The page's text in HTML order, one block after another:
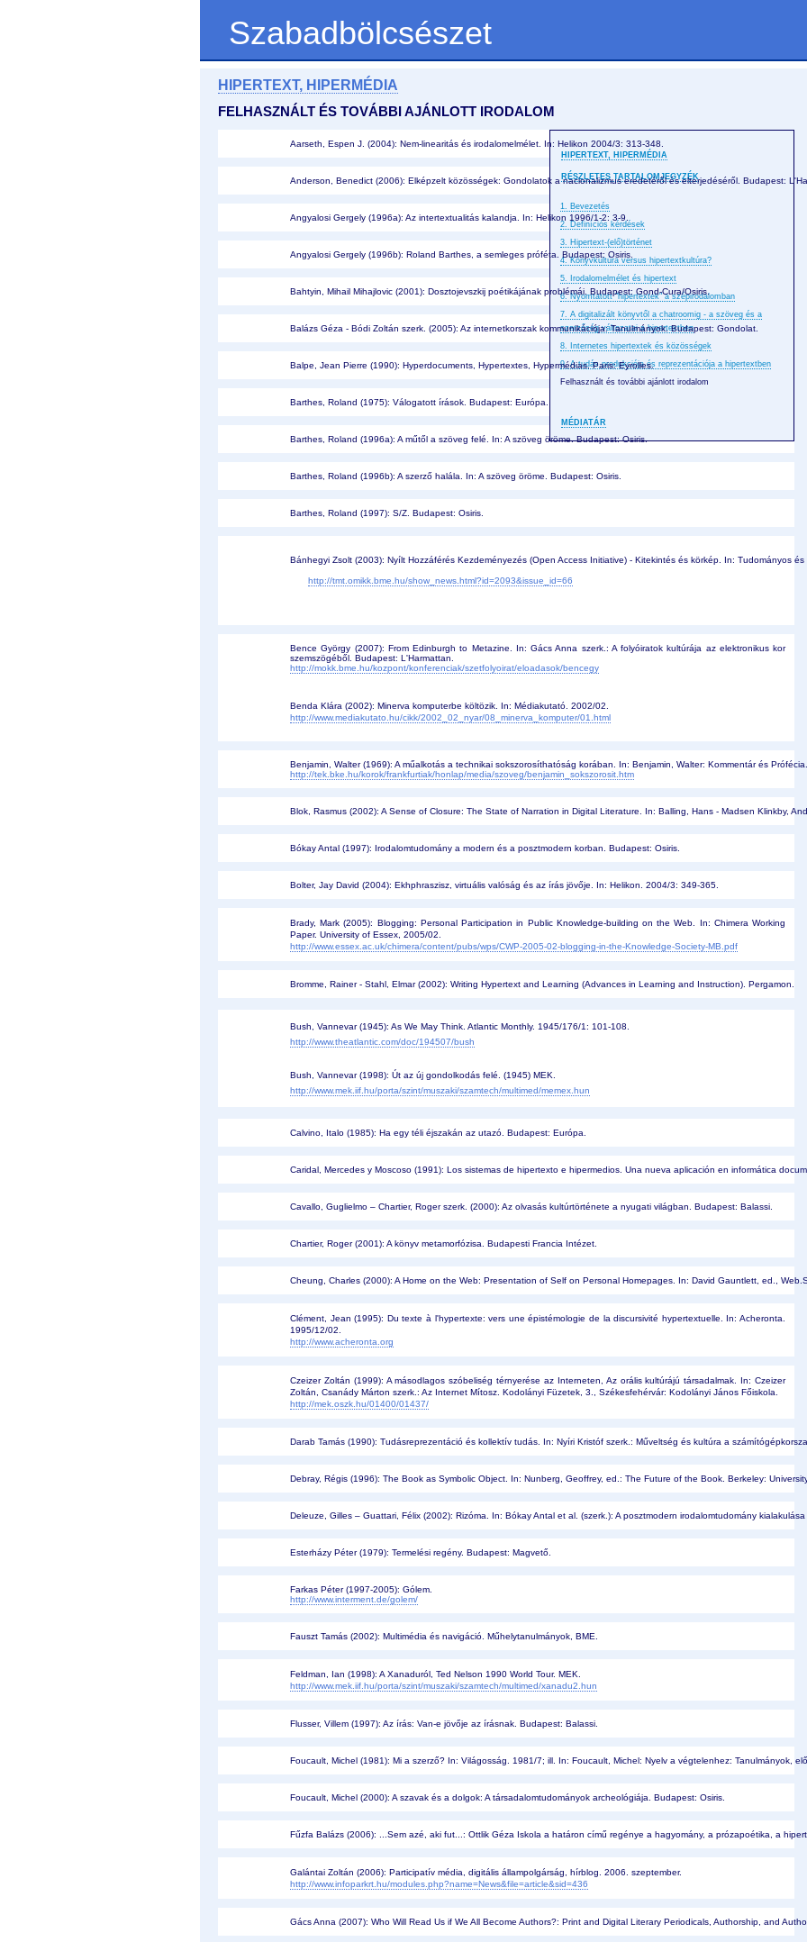
Szabadbölcsészet
HIPERTEXT, HIPERMÉDIA
FELHASZNÁLT ÉS TOVÁBBI AJÁNLOTT IRODALOM
HIPERTEXT, HIPERMÉDIA
RÉSZLETES TARTALOMJEGYZÉK
1. Bevezetés
2. Definíciós kérdések
3. Hipertext-(elő)történet
4. Könyvkultúra versus hipertextkultúra?
5. Irodalomelmélet és hipertext
6. Nyomtatott "hipertextek" a szépirodalomban
7. A digitalizált könyvtől a chatroomig - a szöveg és a
szerzőség változatai a hipertextben
8. Internetes hipertextek és közösségek
9. A tudás produkciója és reprezentációja a hipertextben
Felhasznált és további ajánlott irodalom
MÉDIATÁR
Aarseth, Espen J. (2004): Nem-linearitás és irodalomelmélet. In: Helikon 2004/3: 313-348.
Anderson, Benedict (2006): Elképzelt közösségek: Gondolatok a nacionalizmus eredetéről és elterjedéséről. Budapest:
Angyalosi Gergely (1996a): Az intertextualitás kalandja. In: Helikon 1996/1-2: 3-9.
Angyalosi Gergely (1996b): Roland Barthes, a semleges próféta. Budapest: Osiris.
Bahtyin, Mihail Mihajlovic (2001): Dosztojevszkij poétikájának problémái. Budapest: Gond-Cura/Osiris.
Balázs Géza - Bódi Zoltán szerk. (2005): Az internetkorszak kommunikációja: Tanulmányok. Budapest: Gondolat.
Balpe, Jean Pierre (1990): Hyperdocuments, Hypertextes, Hypermédias. Paris: Eyrolles.
Barthes, Roland (1975): Válogatott írások. Budapest: Európa.
Barthes, Roland (1996a): A műtől a szöveg felé. In: A szöveg öröme. Budapest: Osiris.
Barthes, Roland (1996b): A szerző halála. In: A szöveg öröme. Budapest: Osiris.
Barthes, Roland (1997): S/Z. Budapest: Osiris.
Bánhegyi Zsolt (2003): Nyílt Hozzáférés Kezdeményezés (Open Access Initiative) - Kitekintés és körkép. In: Tudományos és
http://tmt.omikk.bme.hu/show_news.html?id=2093&issue_id=66
Bence György (2007): From Edinburgh to Metazine. In: Gács Anna szerk.: A folyóiratok kultúrája az elektronikus kor
szemszögéből. Budapest: L'Harmattan.
http://mokk.bme.hu/kozpont/konferenciak/szetfolyoirat/eloadasok/bencegy
Benda Klára (2002): Minerva komputerbe költözik. In: Médiakutató. 2002/02.
http://www.mediakutato.hu/cikk/2002_02_nyar/08_minerva_komputer/01.html
Benjamin, Walter (1969): A műalkotás a technikai sokszorosíthatóság korában. In: Benjamin, Walter: Kommentár és
http://tek.bke.hu/korok/frankfurtiak/honlap/media/szoveg/benjamin_sokszorosit.htm
Blok, Rasmus (2002): A Sense of Closure: The State of Narration in Digital Literature. In: Balling, Hans - Madsen Klinkby,
Bókay Antal (1997): Irodalomtudomány a modern és a posztmodern korban. Budapest: Osiris.
Bolter, Jay David (2004): Ekhphraszisz, virtuális valóság és az írás jövője. In: Helikon. 2004/3: 349-365.
Brady, Mark (2005): Blogging: Personal Participation in Public Knowledge-building on the Web. In: Chimera Working
Paper. University of Essex, 2005/02.
http://www.essex.ac.uk/chimera/content/pubs/wps/CWP-2005-02-blogging-in-the-Knowledge-Society-MB.pdf
Bromme, Rainer - Stahl, Elmar (2002): Writing Hypertext and Learning (Advances in Learning and Instruction). Pergamon.
Bush, Vannevar (1945): As We May Think. Atlantic Monthly. 1945/176/1: 101-108.
http://www.theatlantic.com/doc/194507/bush
Bush, Vannevar (1998): Út az új gondolkodás felé. (1945) MEK.
http://www.mek.iif.hu/porta/szint/muszaki/szamtech/multimed/memex.hun
Calvino, Italo (1985): Ha egy téli éjszakán az utazó. Budapest: Európa.
Caridal, Mercedes y Moscoso (1991): Los sistemas de hipertexto e hipermedios. Una nueva aplicación en informática
Cavallo, Guglielmo – Chartier, Roger szerk. (2000): Az olvasás kultúrtörténete a nyugati világban. Budapest: Balassi.
Chartier, Roger (2001): A könyv metamorfózisa. Budapesti Francia Intézet.
Cheung, Charles (2000): A Home on the Web: Presentation of Self on Personal Homepages. In: David Gauntlett, ed.,
Clément, Jean (1995): Du texte à l'hypertexte: vers une épistémologie de la discursivité hypertextuelle. In: Acheronta.
1995/12/02.
http://www.acheronta.org
Czeizer Zoltán (1999): A másodlagos szóbeliség térnyerése az Interneten, Az orális kultúrájú társadalmak. In: Czeizer
Zoltán, Csanády Márton szerk.: Az Internet Mítosz. Kodolányi Füzetek, 3., Székesfehérvár: Kodolányi János Főiskola.
http://mek.oszk.hu/01400/01437/
Darab Tamás (1990): Tudásreprezentáció és kollektív tudás. In: Nyíri Kristóf szerk.: Műveltség és kultúra a
Debray, Régis (1996): The Book as Symbolic Object. In: Nunberg, Geoffrey, ed.: The Future of the Book. Berkeley:
Deleuze, Gilles – Guattari, Félix (2002): Rizóma. In: Bókay Antal et al. (szerk.): A posztmodern irodalomtudomány
Esterházy Péter (1979): Termelési regény. Budapest: Magvető.
Farkas Péter (1997-2005): Gólem.
http://www.interment.de/golem/
Fauszt Tamás (2002): Multimédia és navigáció. Műhelytanulmányok, BME.
Feldman, Ian (1998): A Xanaduról, Ted Nelson 1990 World Tour. MEK.
http://www.mek.iif.hu/porta/szint/muszaki/szamtech/multimed/xanadu2.hun
Flusser, Villem (1997): Az írás: Van-e jövője az írásnak. Budapest: Balassi.
Foucault, Michel (1981): Mi a szerző? In: Világosság. 1981/7; ill. In: Foucault, Michel: Nyelv a végtelenhez: Tanulmányok,
Foucault, Michel (2000): A szavak és a dolgok: A társadalomtudományok archeológiája. Budapest: Osiris.
Fűzfa Balázs (2006): ...Sem azé, aki fut...: Ottlik Géza Iskola a határon című regénye a hagyomány, a prózapoétika, a
Galántai Zoltán (2006): Participatív média, digitális állampolgárság, hírblog. 2006. szeptember.
http://www.infoparkrt.hu/modules.php?name=News&file=article&sid=436
Gács Anna (2007): Who Will Read Us if We All Become Authors?: Print and Digital Literary Periodicals, Authorship, and